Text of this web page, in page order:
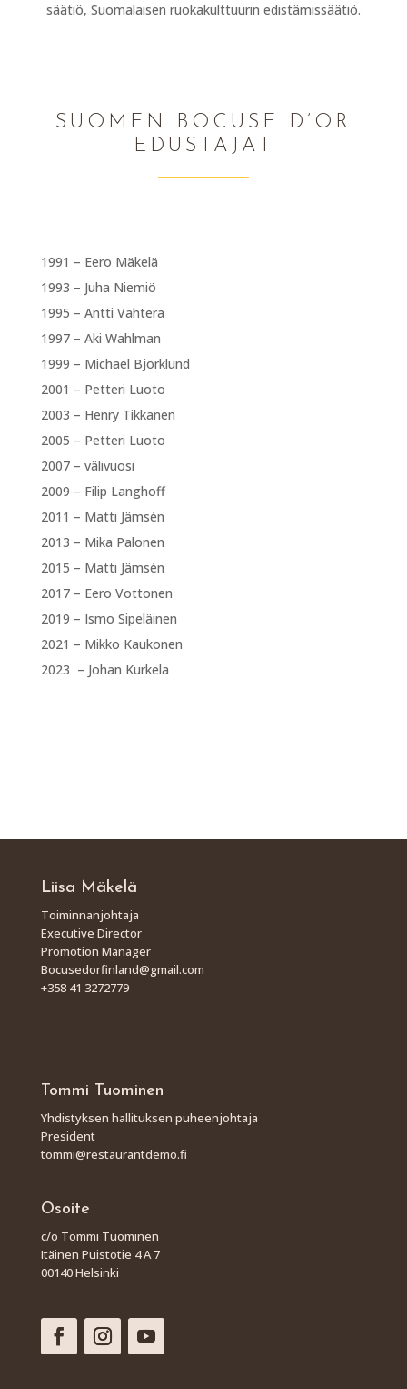
säätiö, Suomalaisen ruokakulttuurin edistämissäätiö.
SUOMEN BOCUSE D’OR
EDUSTAJAT
1991 – Eero Mäkelä
1993 – Juha Niemiö
1995 – Antti Vahtera
1997 – Aki Wahlman
1999 – Michael Björklund
2001 – Petteri Luoto
2003 – Henry Tikkanen
2005 – Petteri Luoto
2007 – välivuosi
2009 – Filip Langhoff
2011 – Matti Jämsén
2013 – Mika Palonen
2015 – Matti Jämsén
2017 – Eero Vottonen
2019 – Ismo Sipeläinen
2021 – Mikko Kaukonen
2023 – Johan Kurkela
Liisa Mäkelä
Toiminnanjohtaja
Executive Director
Promotion Manager
Bocusedorfinland@gmail.com
+358 41 3272779
Tommi Tuominen
Yhdistyksen hallituksen puheenjohtaja
President
tommi@restaurantdemo.fi
Osoite
c/o Tommi Tuominen
Itäinen Puistotie 4 A 7
00140 Helsinki